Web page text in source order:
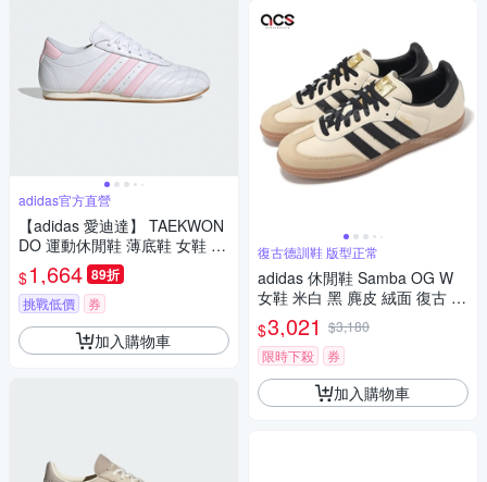
adidas官方直營
【adidas 愛迪達】 TAEKWON
DO 運動休閒鞋 薄底鞋 女鞋 -
Originals JS0306
$1,664 89折
挑戰低價 券
加入購物車
復古德訓鞋 版型正常
adidas 休閒鞋 Samba OG W
女鞋 米白 黑 麂皮 絨面 復古 德
訓鞋 愛迪達 ID0478
$3,021 $3,180
限時下殺
券
加入購物車